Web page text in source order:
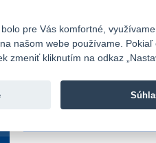
Fio banka
pre Vás komfortné,
našom webe používame.
zmeniť kliknutím na odkaz